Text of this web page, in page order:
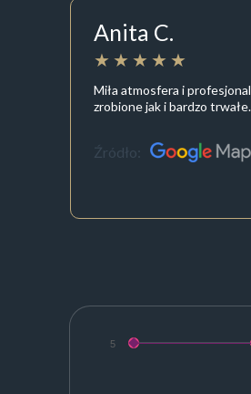
Anita C.
Miła atmosfera i
zrobione jak i bardzo
Źródło:
5